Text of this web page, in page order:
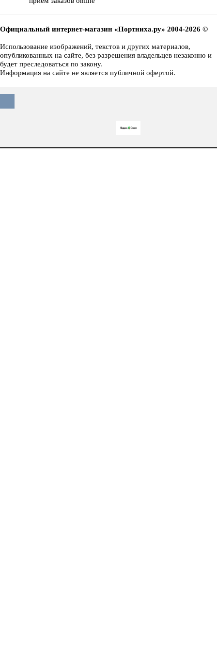
Официальный интернет-магазин «Портниха.ру» 2004-2026 ©
Использование изображений, текстов и других материалов,
опубликованных на сайте, без разрешения владельцев незаконно и
будет преследоваться по закону.
Информация на сайте не является публичной офертой.